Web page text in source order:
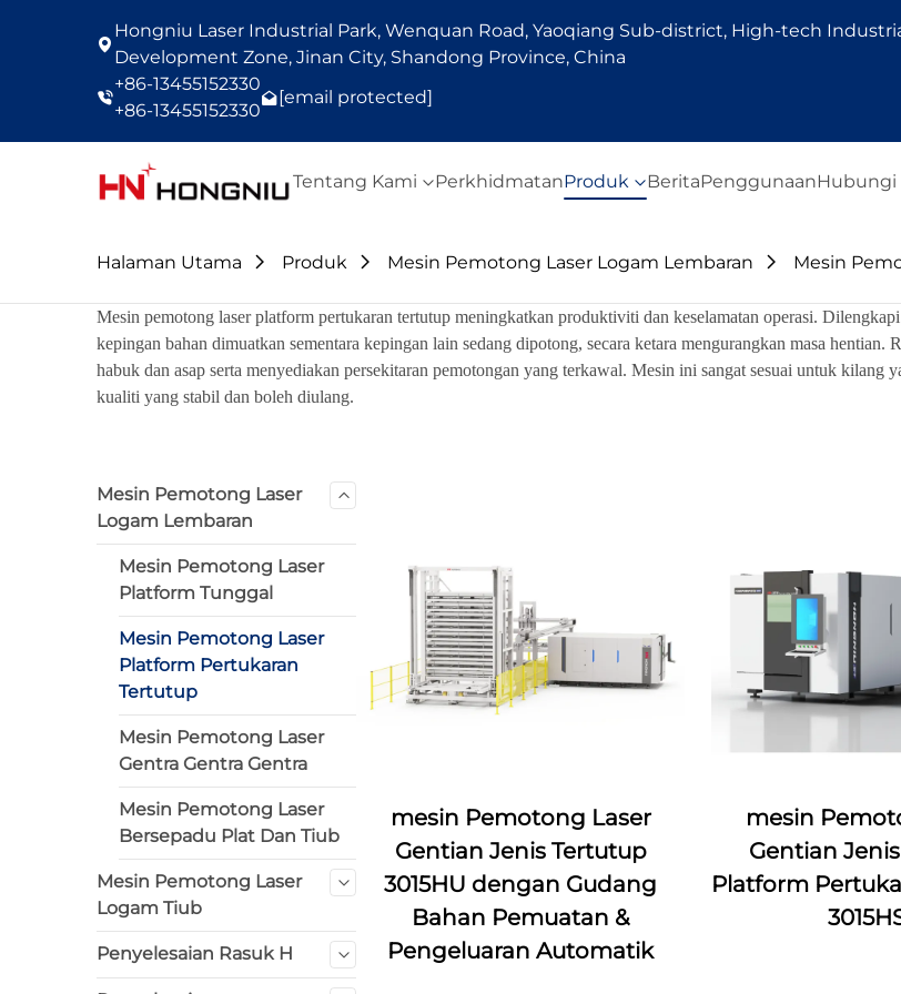
Hongniu Laser Industrial Park, Wenquan Road, Yaoqiang Sub-district, High-tech
Development Zone, Jinan City, Shandong Province, China
+86-13455152330
+86-13455152330
[email protected]
Tentang Kami PerkhidmatanProduk BeritaPenggunaanHubungi
Halaman Utama Produk Mesin Pemotong Laser Logam Lembaran Mesin
Mesin pemotong laser platform pertukaran tertutup meningkatkan produktiviti dan keselamatan operasi.
kepingan bahan dimuatkan sementara kepingan lain sedang dipotong, secara ketara mengurangkan masa
habuk dan asap serta menyediakan persekitaran pemotongan yang terkawal. Mesin ini sangat sesuai untuk kilang
kualiti yang stabil dan boleh diulang.
Mesin Pemotong Laser
Logam Lembaran
Mesin Pemotong Laser
Platform Tunggal
Mesin Pemotong Laser
Platform Pertukaran
Tertutup
Mesin Pemotong Laser
Gentra Gentra Gentra
Mesin Pemotong Laser
Bersepadu Plat Dan Tiub
Mesin Pemotong Laser
Logam Tiub
Penyelesaian Rasuk H
mesin Pemotong Laser
Gentian Jenis Tertutup
3015HU dengan Gudang
Bahan Pemuatan &
Pengeluaran Automatik
mesin
Gentian
Platform